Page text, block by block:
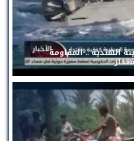
الهندية .. المقاومة